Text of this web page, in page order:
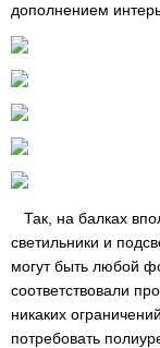
дополнением
Так, на балках
светильники и
могут быть любой
соответствовали
никаких
потребовать